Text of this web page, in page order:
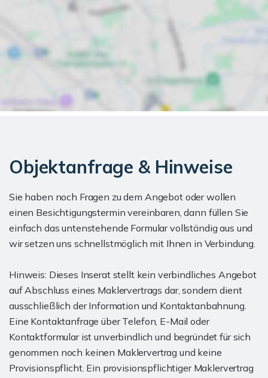
Objektanfrage & Hinweise
Sie haben noch Fragen zu dem Angebot oder wollen
einen Besichtigungstermin vereinbaren, dann füllen Sie
einfach das untenstehende Formular vollständig aus und
wir setzen uns schnellstmöglich mit Ihnen in Verbindung.
Hinweis: Dieses Inserat stellt kein verbindliches Angebot
auf Abschluss eines Maklervertrags dar, sondern dient
ausschließlich der Information und Kontaktanbahnung.
Eine Kontaktanfrage über Telefon, E-Mail oder
Kontaktformular ist unverbindlich und begründet für sich
genommen noch keinen Maklervertrag und keine
Provisionspflicht. Ein provisionspflichtiger Maklervertrag